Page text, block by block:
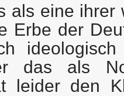
als eine ihrer
Erbe der
das als
leider den